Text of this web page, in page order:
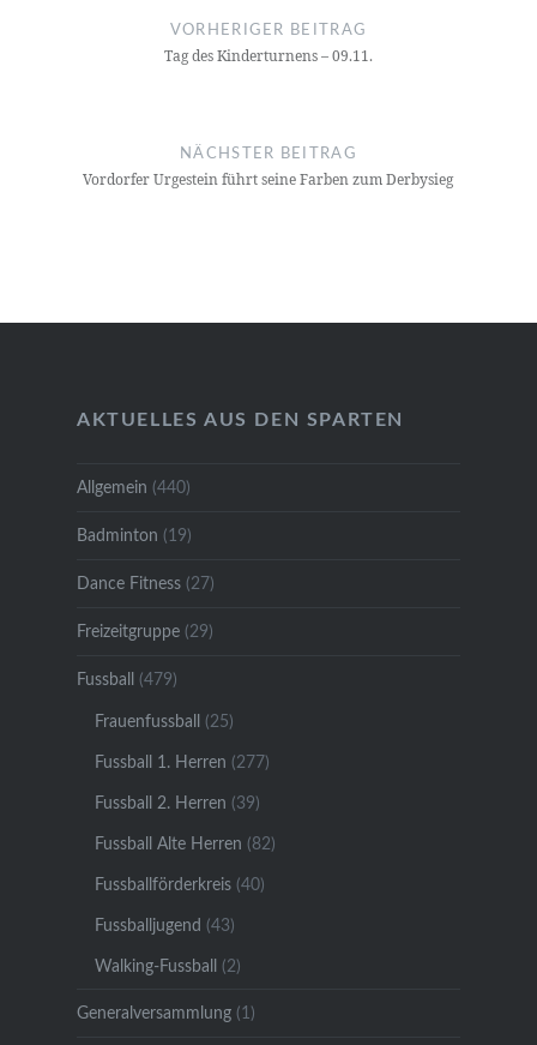
VORHERIGER BEITRAG
Tag des Kinderturnens – 09.11.
NÄCHSTER BEITRAG
Vordorfer Urgestein führt seine Farben zum Derbysieg
AKTUELLES AUS DEN SPARTEN
Allgemein (440)
Badminton (19)
Dance Fitness(27)
Freizeitgruppe(29)
Fussball (479)
Frauenfussball (25)
Fussball 1. Herren (277)
Fussball 2. Herren (39)
Fussball Alte Herren (82)
Fussballförderkreis(40)
Fussballjugend (43)
Walking-Fussball (2)
Generalversammlung(1)